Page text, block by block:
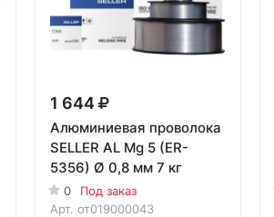
1 644
Алюминиевая проволока
SELLER AL Mg 5 (ER-
5356) Ø 0,8 мм 7 кг
0
Под заказ
Арт. от019000043